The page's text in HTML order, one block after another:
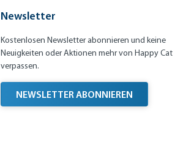
Newsletter
Kostenlosen Newsletter abonnieren und keine
Neuigkeiten oder Aktionen mehr von Happy Cat
verpassen.
NEWSLETTER ABONNIEREN